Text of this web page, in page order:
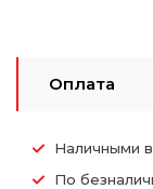
Оплата
Наличными
По